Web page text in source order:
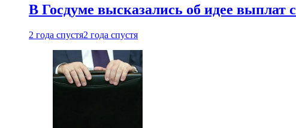
В Госдуме высказались об идее выплат
2 года спустя2 года спустя